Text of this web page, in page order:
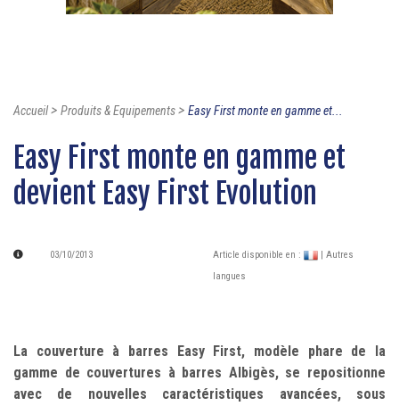
Accueil> Produits & Equipements> Easy First monte en gamme et...
Easy First monte en gamme et
devient Easy First Evolution
03/10/2013 Article disponible en :
| Autres
langues
La couverture à barres Easy First, modèle phare de la
gamme de couvertures à barres Albigès, se repositionne
avec de nouvelles caractéristiques avancées, sous